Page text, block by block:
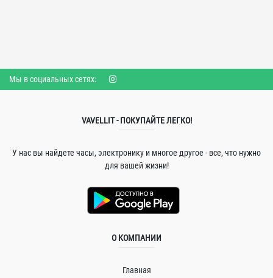
Мы в социальных сетях:
VAVELLIT - ПОКУПАЙТЕ ЛЕГКО!
У нас вы найдете часы, электронику и многое другое - все, что нужно
для вашей жизни!
О КОМПАНИИ
Главная